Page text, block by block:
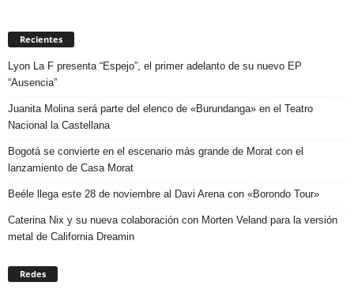
Recientes
Lyon La F presenta “Espejo”, el primer adelanto de su nuevo EP
“Ausencia”
Juanita Molina será parte del elenco de «Burundanga» en el Teatro
Nacional la Castellana
Bogotá se convierte en el escenario más grande de Morat con el
lanzamiento de Casa Morat
Beéle llega este 28 de noviembre al Davi Arena con «Borondo Tour»
Caterina Nix y su nueva colaboración con Morten Veland para la versión
metal de California Dreamin
Redes